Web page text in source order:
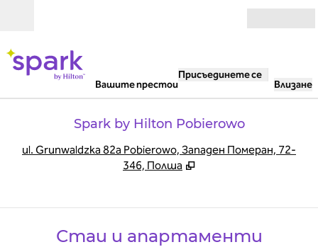
Вашите престои
Присъединете се
Влизане
Spark by Hilton Pobierowo
ul. Grunwaldzka 82a Pobierowo, Западен Померан, 72-
346, Полша
Стаи и апартаменти